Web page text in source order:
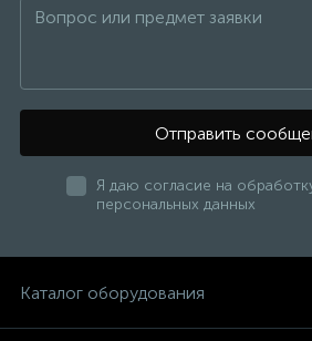
Отправить
Я даю согласие на
персональных данных
Каталог оборудования